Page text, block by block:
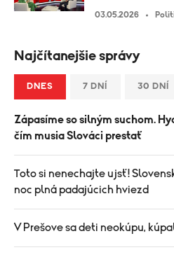
03.05.2026
Najčítanejšie správy
DNES 7 DNÍ 30 DNÍ
Zápasíme so silným suchom.
čím musia Slováci prestať
Toto si nenechajte ujsť!
noc plná padajúcich hviezd
V Prešove sa deti neokúpu,